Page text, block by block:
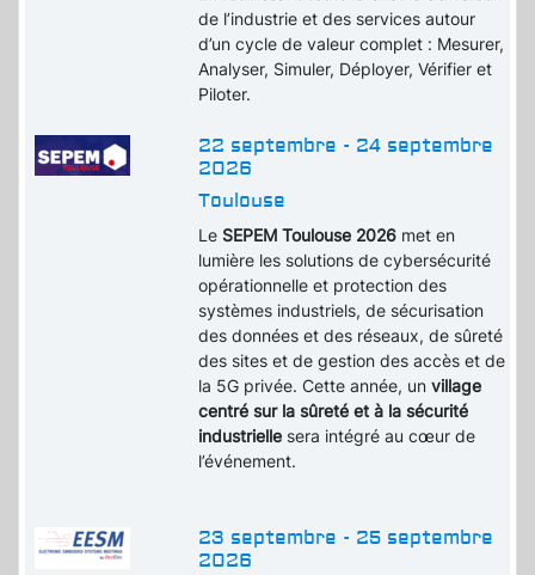
de l’industrie et des services autour
d’un cycle de valeur complet : Mesurer,
Analyser, Simuler, Déployer, Vérifier et
Piloter.
22 septembre - 24 septembre
2026
Toulouse
Le SEPEM Toulouse 2026 met en
lumière les solutions de cybersécurité
opérationnelle et protection des
systèmes industriels, de sécurisation
des données et des réseaux, de sûreté
des sites et de gestion des accès et de
la 5G privée. Cette année, unvillage
centré sur la sûreté et à la sécurité
industrielle sera intégré au cœur de
l’événement.
23 septembre - 25 septembre
2026